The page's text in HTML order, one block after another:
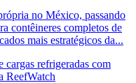
no México, passando
contêineres completos de
mais estratégicos da...
cargas refrigeradas com
ReefWatch